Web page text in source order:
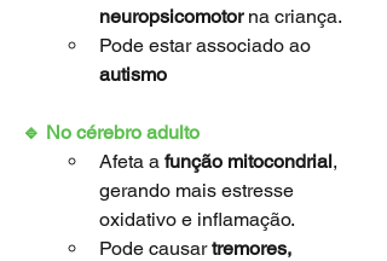
neuropsicomotor na criança.
Pode estar associado ao
autismo
🔹 No cérebro adulto
Afeta a função mitocondrial,
gerando mais estresse
oxidativo e inflamação.
Pode causar tremores,